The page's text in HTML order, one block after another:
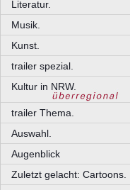
Literatur.
Musik.
Kunst.
trailer spezial.
Kultur in NRW.
trailer Thema.
Auswahl.
Augenblick
Zuletzt gelacht: Cartoons.